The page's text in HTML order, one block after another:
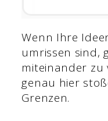
Wenn Ihre
umrissen sind,
miteinander
genau hier
Grenzen.